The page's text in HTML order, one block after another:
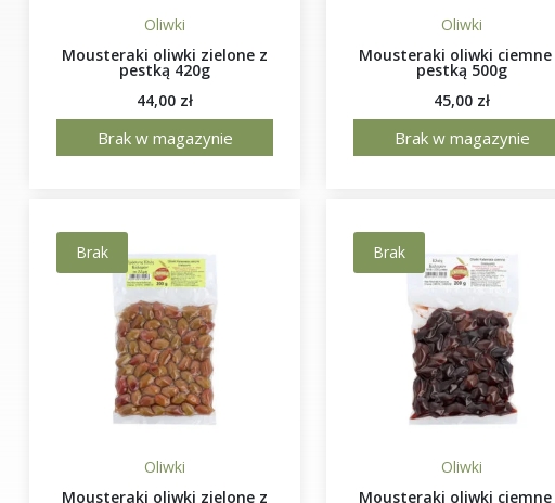
Oliwki
Mousteraki oliwki zielone z
pestką 420g
44,00 zł
Brak w magazynie
Oliwki
Mousteraki oliwki
pestką 500g
45,00 zł
Brak w magazynie
Brak
Oliwki
Mousteraki oliwki zielone z
Brak
Oliwki
Mousteraki oliwki